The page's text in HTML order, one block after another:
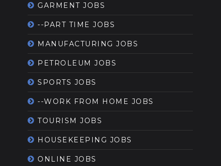
GARMENT JOBS
--PART TIME JOBS
MANUFACTURING JOBS
PETROLEUM JOBS
SPORTS JOBS
--WORK FROM HOME JOBS
TOURISM JOBS
HOUSEKEEPING JOBS
ONLINE JOBS